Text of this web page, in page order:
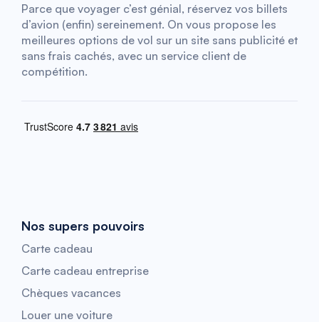
Parce que voyager c’est génial, réservez vos billets
d’avion (enfin) sereinement. On vous propose les
meilleures options de vol sur un site sans publicité et
sans frais cachés, avec un service client de
compétition.
Nos supers pouvoirs
Carte cadeau
Carte cadeau entreprise
Chèques vacances
Louer une voiture